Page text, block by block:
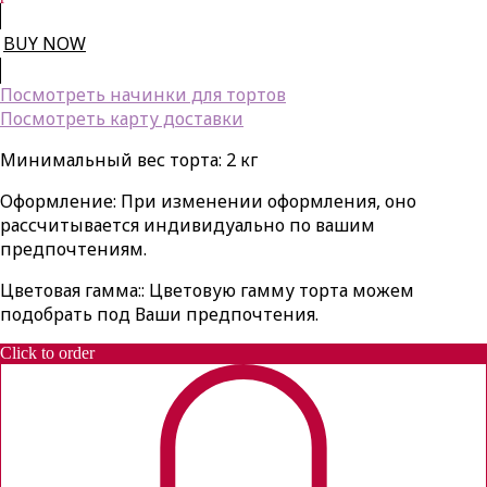
BUY NOW
Посмотреть начинки для тортов
Посмотреть карту доставки
Минимальный вес торта: 2 кг
Оформление: При изменении оформления, оно
рассчитывается индивидуально по вашим
предпочтениям.
Цветовая гамма:: Цветовую гамму торта можем
подобрать под Ваши предпочтения.
Click to order